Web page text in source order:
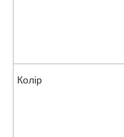
Колір